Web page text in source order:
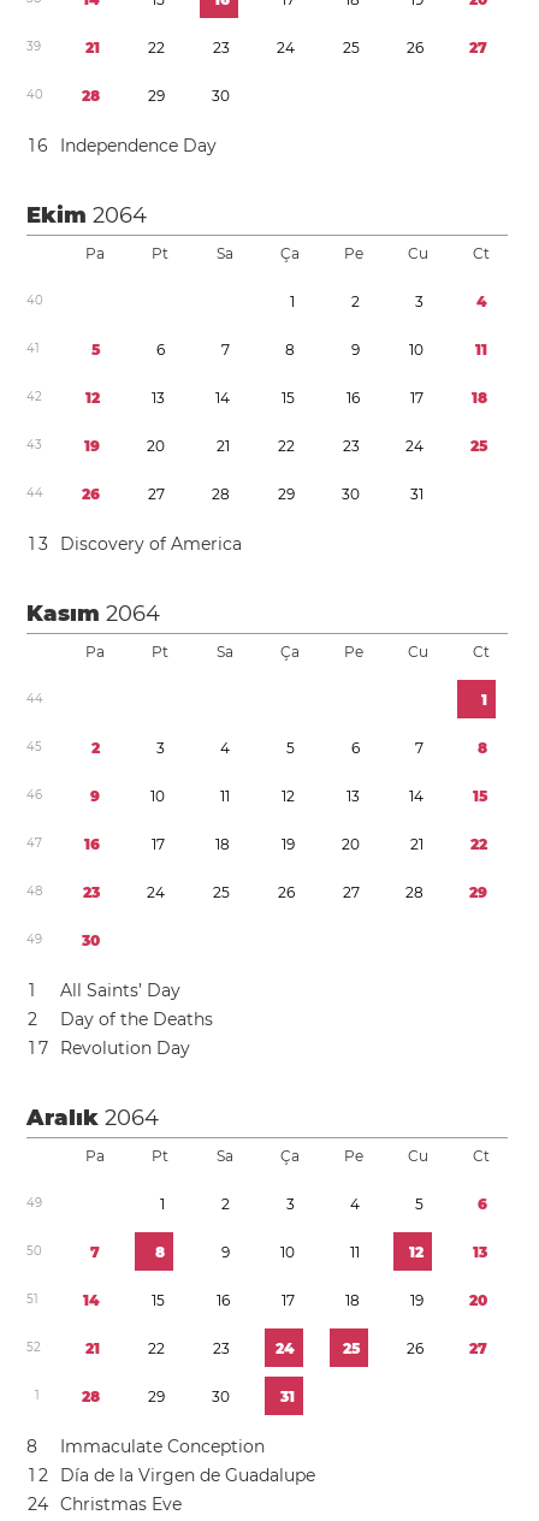
39 21 22 23 24 25 26 27
40 28 29 30
16 Independence Day
Ekim2064
Pa Pt Sa Ça Pe Cu Ct
40 1 2 3 4
41 5 6 7 8 9 10 11
42 12 13 14 15 16 17 18
43 19 20 21 22 23 24 25
44 26 27 28 29 30 31
1 3 Discovery of America
Kasım2064
Pa Pt Sa Ça Pe Cu Ct
44 1
45 2 3 4 5 6 7 8
46 9 10 11 12 13 14 15
47 16 17 18 19 20 21 22
48 23 24 25 26 27 28 29
49 30
1
All Saints’ Day
2
Day of the Deaths
1 7 Revolution Day
Aralık2064
Pa Pt Sa Ça Pe Cu Ct
49 1 2 3 4 5 6
50 7 8 9 10 11 12 13
51 14 15 16 17 18 19 20
52 21 22 23 24 25 26 27
1 28 29 30 31
8
Immaculate Conception
1 2
Día de la Virgen de Guadalupe
24 Christmas Eve